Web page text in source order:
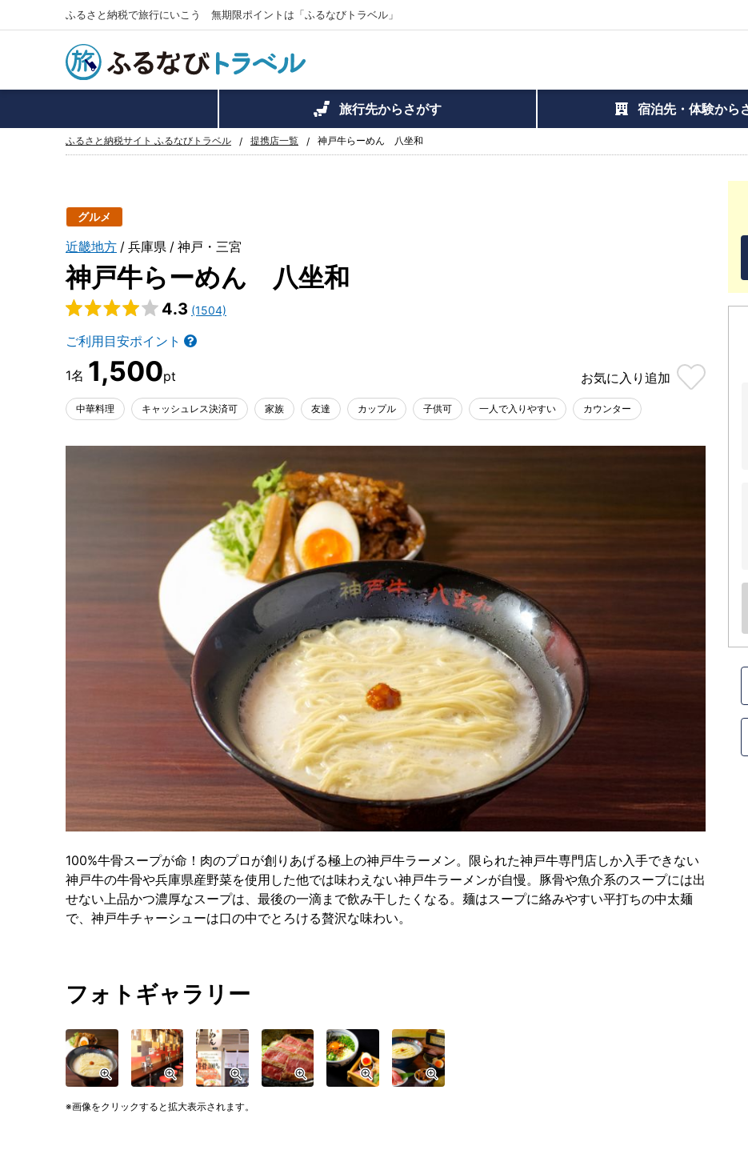
ふるさと納税で旅行にいこう 無期限ポイントは「ふるなびトラベル」
旅行先からさがす 宿泊先・体験から
ふるさと納税サイト ふるなびトラベル 提携店一覧 神戸牛らーめん 八坐和
グルメ
近畿地方 兵庫県 神戸・三宮
神戸牛らーめん 八坐和
4.3 (1504)
ご利用目安ポイント
1,500 お気に入り 追加
中華料理 キャッシュレス決済可 家族 友達 カップル 子供可 一人で入りやすい カウンター
100%牛骨スープが命！肉のプロが創りあげる極上の神戸牛ラーメン。限られた神戸牛専門店しか入手できない
神戸牛の牛骨や兵庫県産野菜を使用した他では味わえない神戸牛ラーメンが自慢。豚骨や魚介系のスープには出
せない上品かつ濃厚なスープは、最後の一滴まで飲み干したくなる。麺はスープに絡みやすい平打ちの中太麺
で、神戸牛チャーシューは口の中でとろける贅沢な味わい。
フォトギャラリー
画像をクリックすると拡大表示されます。